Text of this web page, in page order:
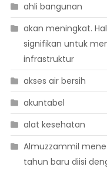
ahli bangunan
akan meningkat.
signifikan untuk
infrastruktur
akses air bersih
akuntabel
alat kesehatan
Almuzzammil
tahun baru diisi